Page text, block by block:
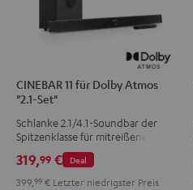
CINEBAR 11 für Dolby Atmos
"2.1-Set"
Schlanke 2.1/4.1-Soundbar der
Spitzenklasse für mitreißende
TV-, Gaming und
Musikwiedergabe, für Räume bis
20 m²
Deal
319,99 €
399,99 € Letzter niedrigster Preis